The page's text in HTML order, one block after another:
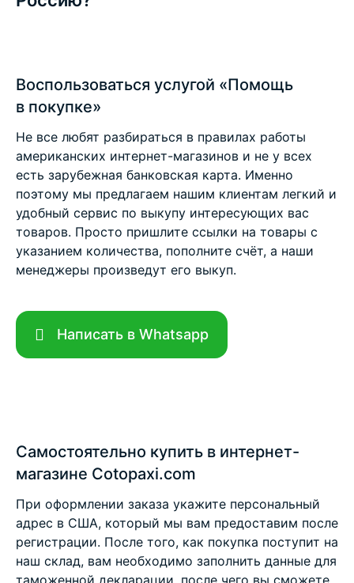
Воспользоваться услугой «Помощь
в покупке»
Не все любят разбираться в правилах работы
американских интернет-магазинов и не у всех
есть зарубежная банковская карта. Именно
поэтому мы предлагаем нашим клиентам легкий и
удобный сервис по выкупу интересующих вас
товаров. Просто пришлите ссылки на товары с
указанием количества, пополните счёт, а наши
менеджеры произведут его выкуп.
Написать в Whatsapp
Самостоятельно купить в интернет-
магазине Cotopaxi.com
При оформлении заказа укажите персональный
адрес в США, который мы вам предоставим после
регистрации. После того, как покупка поступит на
наш склад, вам необходимо заполнить данные для
таможенной декларации, после чего вы сможете